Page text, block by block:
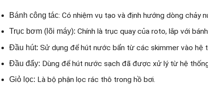
Bánh công tác: Có nhiệm vụ tạo và định hướng dòng chảy
Trục bơm (lõi máy): Chính là trục quay của roto, lắp với
Đầu hút: Sử dụng để hút nước bẩn từ các skimmer vào hệ
Đầu đẩy: Dùng để hút nước sạch đã được xử lý từ hệ
Giỏ lọc: Là bộ phận lọc rác thô trong hồ bơi.